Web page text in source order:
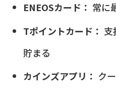
ENEOSカード： 常に
Tポイントカード： 支
貯まる
カインズアプリ： ク